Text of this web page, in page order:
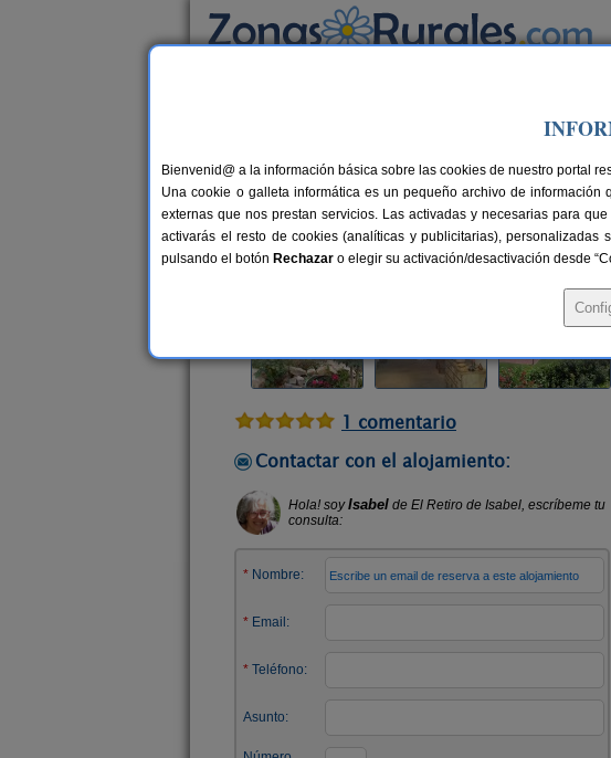
Busca
Embid de la Ribera> El
El Retiro de Isabel
Casa Rural en Embid de la Ribera / Calatayud
Alquiler completo y por habitaciones 9+2 plazas
1 comentario
Contactar con el alojamiento:
Bienvenid@ a la información básica sobre las cookies de nuestro portal
Una cookie o galleta informática es un pequeño archivo de
externas que nos prestan servicios. Las activadas y necesarias para
activarás el resto de cookies (analíticas y publicitarias),
pulsando el botón Rechazar o elegir su activación/desactivación desde